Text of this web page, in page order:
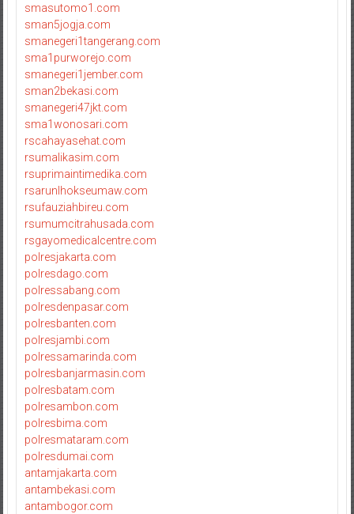
smasutomo1.com
sman5jogja.com
smanegeri1tangerang.com
sma1purworejo.com
smanegeri1jember.com
sman2bekasi.com
smanegeri47jkt.com
sma1wonosari.com
rscahayasehat.com
rsumalikasim.com
rsuprimaintimedika.com
rsarunlhokseumaw.com
rsufauziahbireu.com
rsumumcitrahusada.com
rsgayomedicalcentre.com
polresjakarta.com
polresdago.com
polressabang.com
polresdenpasar.com
polresbanten.com
polresjambi.com
polressamarinda.com
polresbanjarmasin.com
polresbatam.com
polresambon.com
polresbima.com
polresmataram.com
polresdumai.com
antamjakarta.com
antambekasi.com
antambogor.com